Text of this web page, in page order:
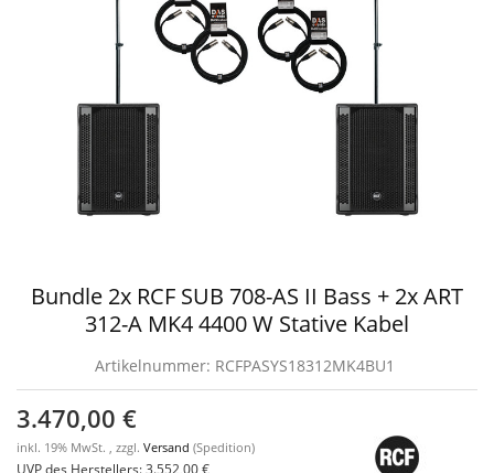
Bundle 2x RCF SUB 708-AS II Bass + 2x ART
312-A MK4 4400 W Stative Kabel
Artikelnummer: RCFPASYS18312MK4BU1
3.470,00 €
inkl. 19% MwSt. , zzgl. Versand (Spedition)
UVP des Herstellers:3.552,00 €